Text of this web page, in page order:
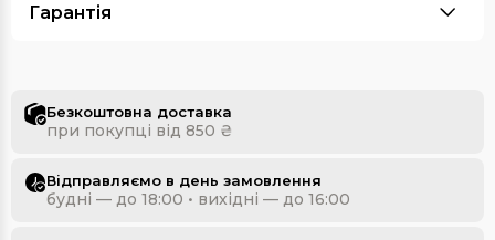
Гарантія
Безкоштовна доставка
при покупці від 850 ₴
Відправляємо в день замовлення
будні — до 18:00 • вихідні — до 16:00